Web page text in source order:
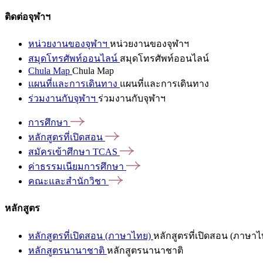
ติดต่อจุฬาฯ
หน่วยงานของจุฬาฯ หน่วยงานของจุฬาฯ
สมุดโทรศัพท์ออนไลน์ สมุดโทรศัพท์ออนไลน์
Chula Map Chula Map
แผนที่และการเดินทาง แผนที่และการเดินทาง
ร่วมงานกับจุฬาฯ ร่วมงานกับจุฬาฯ
การศึกษา
หลักสูตรที่เปิดสอน
สมัครเข้าศึกษา TCAS
ค่าธรรมเนียมการศึกษา
คณะและสำนักวิชา
หลักสูตร
หลักสูตรที่เปิดสอน (ภาษาไทย) หลักสูตรที่เปิดสอน (ภาษาไ
หลักสูตรนานาชาติ หลักสูตรนานาชาติ